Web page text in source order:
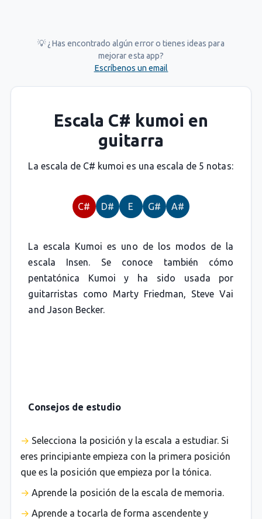
💡 ¿Has encontrado algún error o tienes ideas para
mejorar esta app?
Escríbenos un email
Escala C# kumoi en
guitarra
La escala de C# kumoi es una escala de 5 notas:
C# D# E G# A#
La escala Kumoi es uno de los modos de la
escala Insen. Se conoce también cómo
pentatónica Kumoi y ha sido usada por
guitarristas como Marty Friedman, Steve Vai
and Jason Becker.
Consejos de estudio
Selecciona la posición y la escala a estudiar. Si
eres principiante empieza con la primera posición
que es la posición que empieza por la tónica.
Aprende la posición de la escala de memoria.
Aprende a tocarla de forma ascendente y